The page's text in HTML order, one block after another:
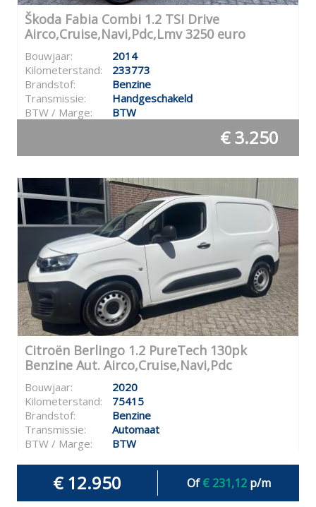
Škoda Fabia Combi 1.2 TSI Drive
Airco,Cruise,Navi,Pdc,Lmv 3250 euro
Bouwjaar:
2014
Kilometerstand:
233773
Brandstof:
Benzine
Transmissie:
Handgeschakeld
BTW / Marge:
BTW
€ 3.250
Citroën Berlingo 1.2 PureTech 130pk
Benzine Aut. Airco,Cruise,Navi,Pdc
Bouwjaar:
2020
Kilometerstand:
75415
Brandstof:
Benzine
Transmissie:
Automaat
BTW / Marge:
BTW
€ 12.950 Of€ 231,12p/m